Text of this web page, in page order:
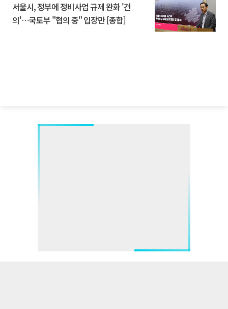
서울시, 정부에 정비사업 규제 완화 '건
의'⋯국토부 "협의 중" 입장만 [종합]